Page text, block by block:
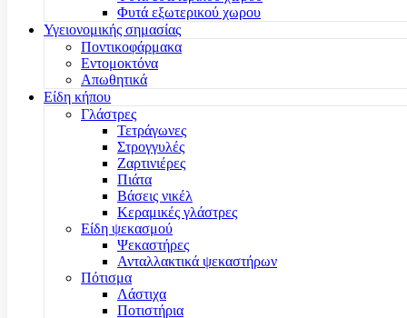
Φυτά εξωτερικού χωρου
Υγειονομικής σημασίας
Ποντικοφάρμακα
Εντομοκτόνα
Απωθητικά
Είδη κήπου
Γλάστρες
Τετράγωνες
Στρογγυλές
Ζαρτινιέρες
Πιάτα
Βάσεις νικέλ
Κεραμικές γλάστρες
Είδη ψεκασμού
Ψεκαστήρες
Ανταλλακτικά ψεκαστήρων
Πότισμα
Λάστιχα
Ποτιστήρια